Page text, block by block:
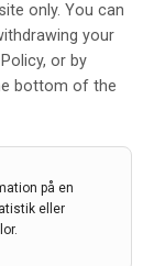
only. You can
your
or by
bottom of the
på en
eller
för